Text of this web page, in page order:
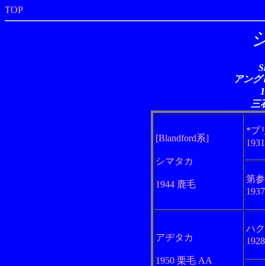
TOP
アング
三
[Blandford系]
シマタカ
1944 鹿毛
*プ
第
アヂタカ
1950 栗毛 AA
ハ